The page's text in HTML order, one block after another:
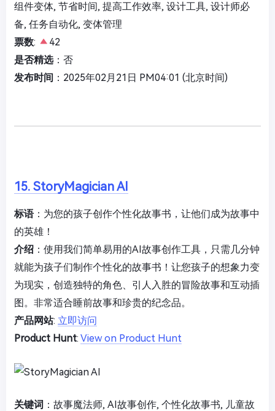
组件变体, 节省时间, 提高工作效率, 设计工具, 设计师必
备, 任务自动化, 变体管理
票数:
42
是否精选：否
发布时间 ：2025年02月21日 PM04:01 (北京时间)
15. StoryMagician AI
标语：为您的孩子创作个性化故事书，让他们成为故事中
的英雄！
介绍 ：使用我们简单易用的AI故事创作工具，只需几分钟
就能为孩子们制作个性化的故事书！让您孩子的想象力变
为现实，创造独特的角色、引人入胜的冒险故事和互动插
图。非常适合睡前故事和珍贵的纪念品。
产品网站: 立即访问
Product Hunt: View on Product Hunt
关键词 ：故事魔法师, AI故事创作, 个性化故事书, 儿童故